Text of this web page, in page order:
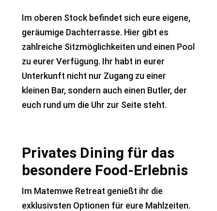
Im oberen Stock befindet sich eure eigene,
geräumige Dachterrasse. Hier gibt es
zahlreiche Sitzmöglichkeiten und einen Pool
zu eurer Verfügung. Ihr habt in eurer
Unterkunft nicht nur Zugang zu einer
kleinen Bar, sondern auch einen Butler, der
euch rund um die Uhr zur Seite steht.
Privates Dining für das
besondere Food-Erlebnis
Im Matemwe Retreat genießt ihr die
exklusivsten Optionen für eure Mahlzeiten.